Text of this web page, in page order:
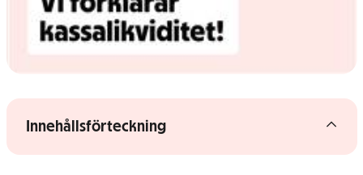
Gå vidare till artikelns
innehåll
Visa/dölj innehållsförteckning
Innehållsförteckning